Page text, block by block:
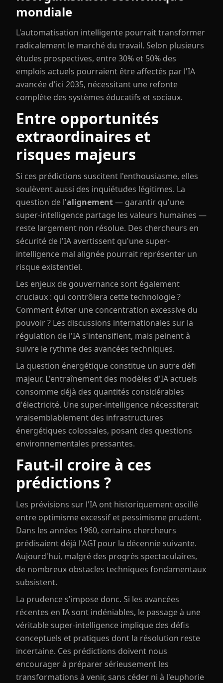
mondiale
L'automatisation intelligente pourrait transformer
radicalement le marché du travail. Selon plusieurs
études prospectives, entre 30% et 50% des
emplois actuels pourraient être affectés par l'IA
avancée d'ici 2035, nécessitant une refonte
complète des systèmes éducatifs et sociaux.
Entre opportunités
extraordinaires et
risques majeurs
Si ces prédictions suscitent l'enthousiasme, elles
soulèvent aussi des inquiétudes légitimes. La
question de l'alignement— garantir qu'une
super-intelligence partage les valeurs humaines —
reste largement non résolue. Des chercheurs en
sécurité de l'IA avertissent qu'une super-
intelligence mal alignée pourrait représenter un
risque existentiel.
Les enjeux de gouvernance sont également
cruciaux : qui contrôlera cette technologie ?
Comment éviter une concentration excessive du
pouvoir ? Les discussions internationales sur la
régulation de l'IA s'intensifient, mais peinent à
suivre le rythme des avancées techniques.
La question énergétique constitue un autre défi
majeur. L'entraînement des modèles d'IA actuels
consomme déjà des quantités considérables
d'électricité. Une super-intelligence nécessiterait
vraisemblablement des infrastructures
énergétiques colossales, posant des questions
environnementales pressantes.
Faut-il croire à ces
prédictions ?
Les prévisions sur l'IA ont historiquement oscillé
entre optimisme excessif et pessimisme prudent.
Dans les années 1960, certains chercheurs
prédisaient déjà l'AGI pour la décennie suivante.
Aujourd'hui, malgré des progrès spectaculaires,
de nombreux obstacles techniques fondamentaux
subsistent.
La prudence s'impose donc. Si les avancées
récentes en IA sont indéniables, le passage à une
véritable super-intelligence implique des défis
conceptuels et pratiques dont la résolution reste
incertaine. Ces prédictions doivent nous
encourager à préparer sérieusement les
transformations à venir, sans céder ni à l'euphorie